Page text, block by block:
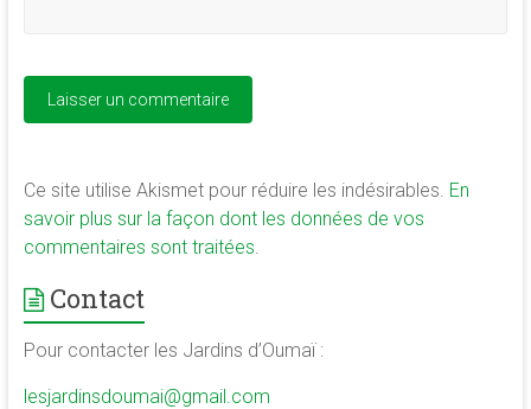
Ce site utilise Akismet pour réduire les indésirables. En
savoir plus sur la façon dont les données de vos
commentaires sont traitées
Contact
Pour contacter les Jardins d’Oumaï :
lesjardinsdoumai@gmail.com